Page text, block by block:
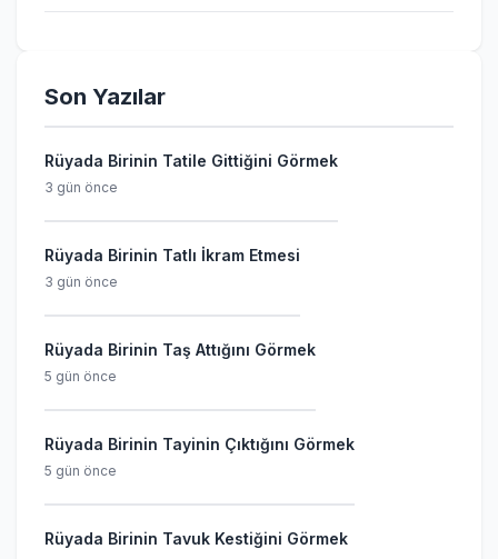
Son Yazılar
Rüyada Birinin Tatile Gittiğini Görmek
3 gün önce
Rüyada Birinin Tatlı İkram Etmesi
3 gün önce
Rüyada Birinin Taş Attığını Görmek
5 gün önce
Rüyada Birinin Tayinin Çıktığını Görmek
5 gün önce
Rüyada Birinin Tavuk Kestiğini Görmek